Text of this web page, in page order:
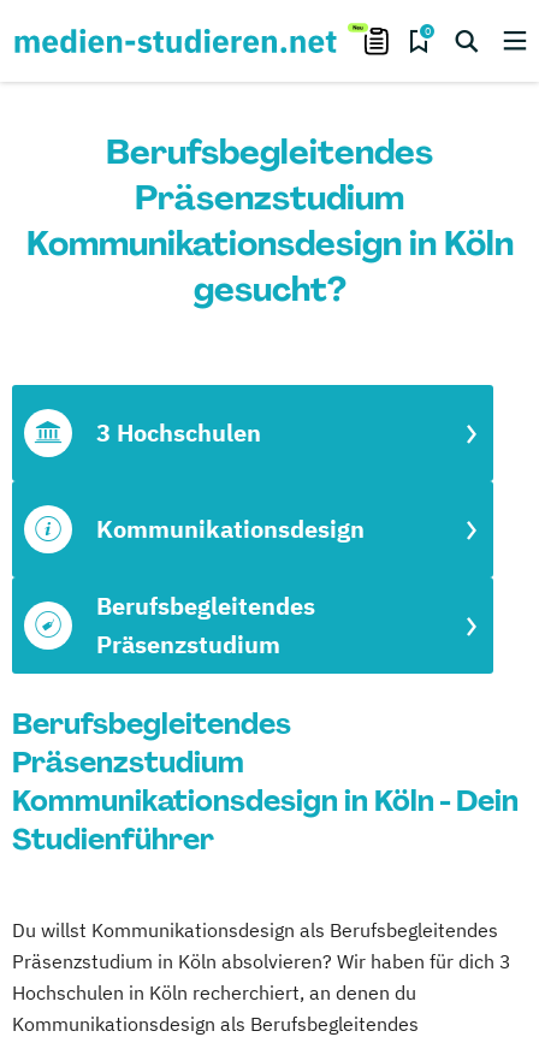
0
Berufsbegleitendes
Präsenzstudium
Kommunikationsdesign in Köln
gesucht?
Berufsbegleitendes
Präsenzstudium
Kommunikationsdesign
3 Hochschulen
Berufsbegleitendes
Präsenzstudium
Kommunikationsdesign in Köln - Dein
Studienführer
Du willst Kommunikationsdesign als Berufsbegleitendes
Präsenzstudium in Köln absolvieren? Wir haben für dich 3
Hochschulen in Köln recherchiert, an denen du
Kommunikationsdesign als Berufsbegleitendes